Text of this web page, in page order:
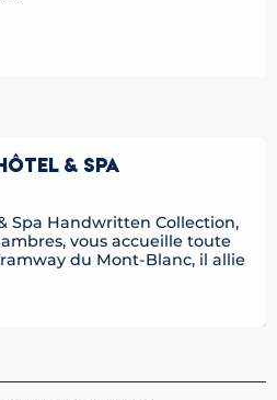
& SPA
Spa Handwritten Collection,
vous accueille toute
du Mont-Blanc, il allie